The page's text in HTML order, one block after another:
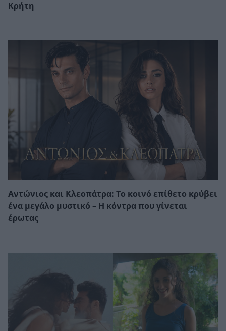
Κρήτη
Αντώνιος και Κλεοπάτρα: Το κοινό επίθετο κρύβει
ένα μεγάλο μυστικό – Η κόντρα που γίνεται
έρωτας